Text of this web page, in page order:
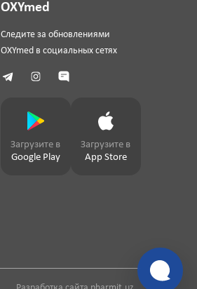
OXYmed
Следите за обновлениями
OXYmed в социальных сетях
Загрузите в
Google Play
Загрузите в
App Store